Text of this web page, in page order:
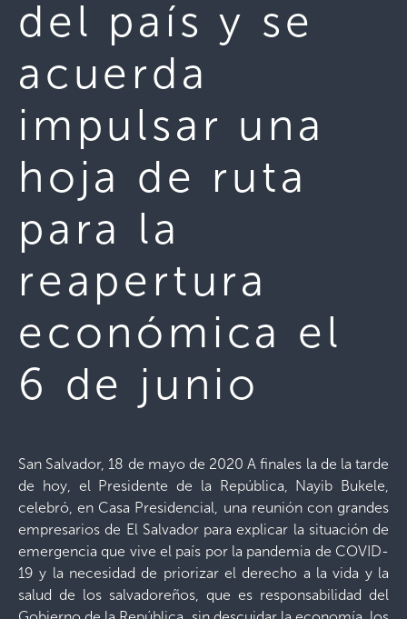
del país y se
acuerda
impulsar una
hoja de ruta
para la
reapertura
económica el
6 de junio
San Salvador, 18 de mayo de 2020 A finales la de la tarde
de hoy, el Presidente de la República, Nayib Bukele,
celebró, en Casa Presidencial, una reunión con grandes
empresarios de El Salvador para explicar la situación de
emergencia que vive el país por la pandemia de COVID-
19 y la necesidad de priorizar el derecho a la vida y la
salud de los salvadoreños, que es responsabilidad del